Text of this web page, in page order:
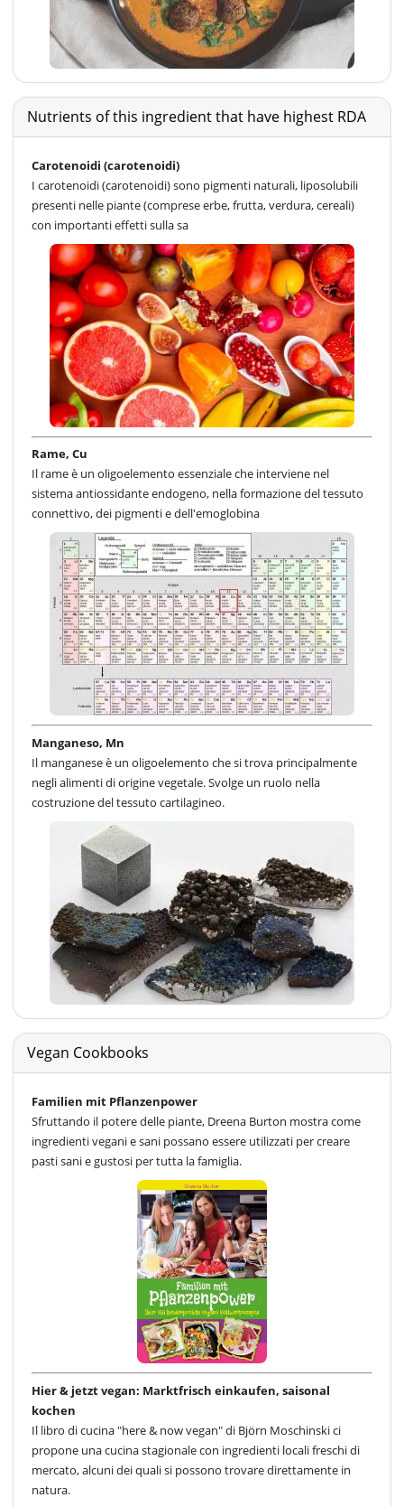
Nutrients of this ingredient that have highest RDA
Carotenoidi (carotenoidi)
I carotenoidi (carotenoidi) sono pigmenti naturali, liposolubili
presenti nelle piante (comprese erbe, frutta, verdura, cereali)
con importanti effetti sulla sa
Rame, Cu
Il rame è un oligoelemento essenziale che interviene nel
sistema antiossidante endogeno, nella formazione del tessuto
connettivo, dei pigmenti e dell'emoglobina
Manganeso, Mn
Il manganese è un oligoelemento che si trova principalmente
negli alimenti di origine vegetale. Svolge un ruolo nella
costruzione del tessuto cartilagineo.
Vegan Cookbooks
Familien mit Pflanzenpower
Sfruttando il potere delle piante, Dreena Burton mostra come
ingredienti vegani e sani possano essere utilizzati per creare
pasti sani e gustosi per tutta la famiglia.
Hier & jetzt vegan: Marktfrisch einkaufen, saisonal
kochen
Il libro di cucina "here & now vegan" di Björn Moschinski ci
propone una cucina stagionale con ingredienti locali freschi di
mercato, alcuni dei quali si possono trovare direttamente in
natura.